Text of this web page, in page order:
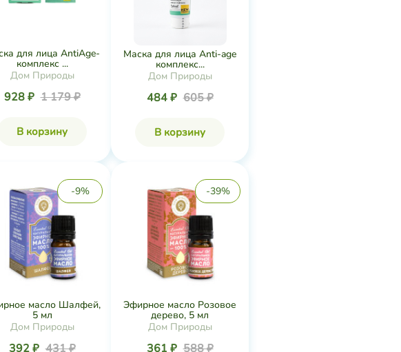
для лица AntiAge-
комплекс ...
Дом Природы
928 ₽ 1 179 ₽
В корзину
Маска для лица Anti-age
комплекс...
Дом Природы
484 ₽ 605 ₽
В корзину
-9%
масло Шалфей,
5 мл
Дом Природы
392 ₽ 431 ₽
-39%
Эфирное масло Розовое
дерево, 5 мл
Дом Природы
361 ₽ 588 ₽